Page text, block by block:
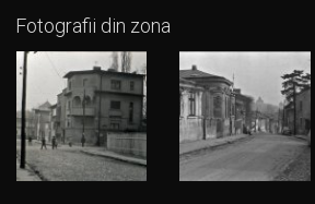
Fotografii din zona